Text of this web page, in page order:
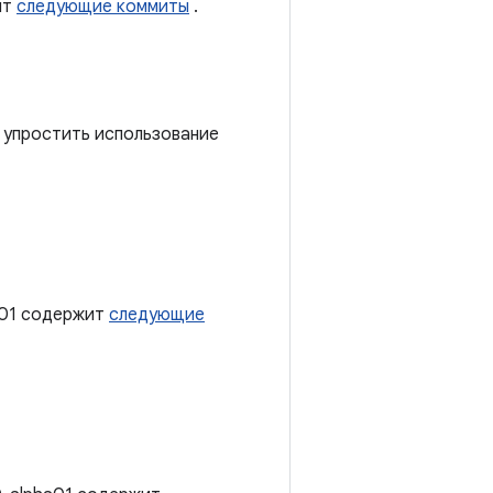
следующие коммиты .
использование
содержит следующие